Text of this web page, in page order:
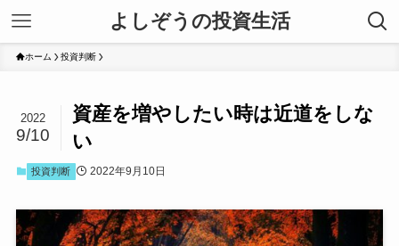
よしぞうの投資生活
ホーム 投資判断
資産を増やしたい時は近道をしな
い
2022
9/10
投資判断 2022年9月10日